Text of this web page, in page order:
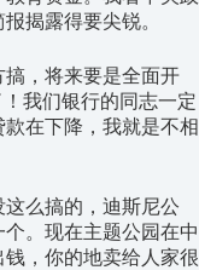
揭露得要尖锐。
搞，将来要是全面开
我们银行的同志一定
在下降，我就是不相
这么搞的，迪斯尼公
。现在主题公园在中
，你的地卖给人家很